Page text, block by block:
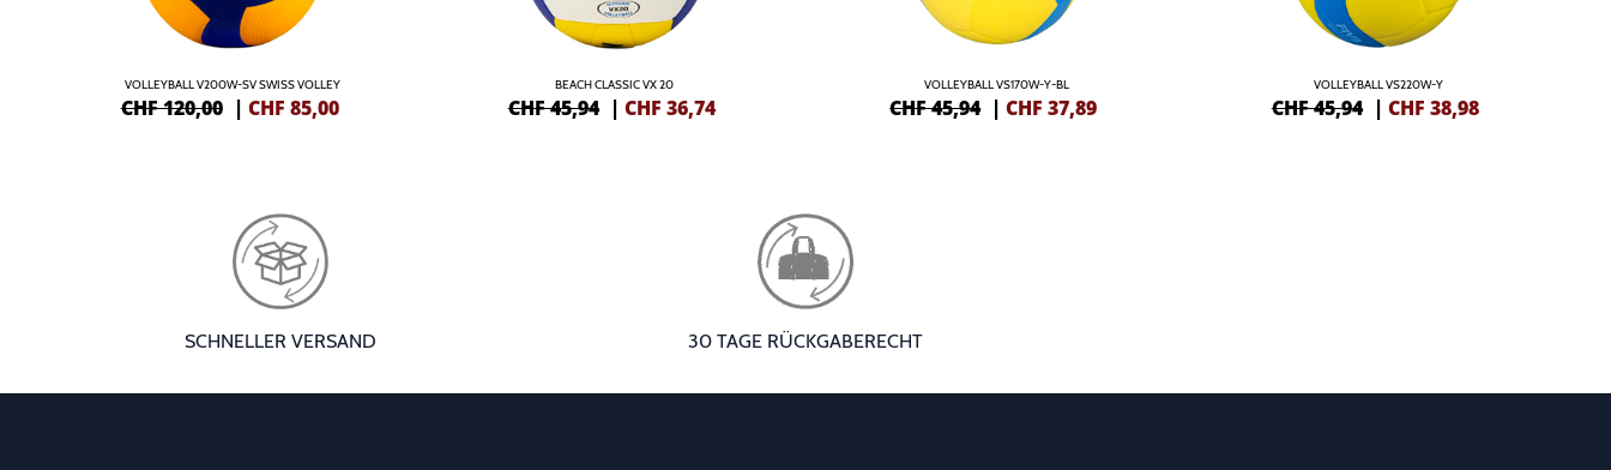
VOLLEYBALL V200W-SV SWISS VOLLEY
CHF 120,00 | CHF 85,00
BEACH CLASSIC VX 20
CHF 45,94 | CHF 36,74
VOLLEYBALL VS170W-Y-BL
CHF 45,94 |CHF 37,89
VOLLEYBALL VS220W-Y
CHF 45,94 | CHF 38,98
SCHNELLER VERSAND 30 TAGE RÜCKGABERECHT